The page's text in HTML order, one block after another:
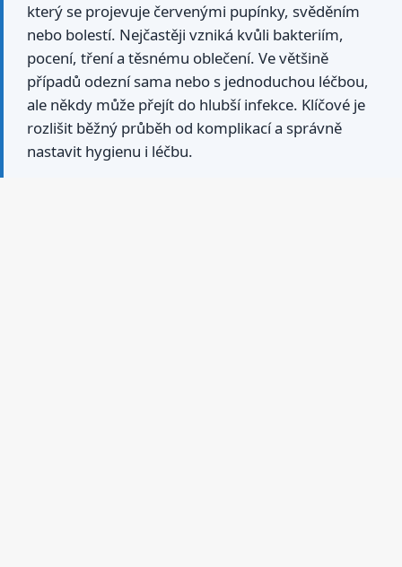
který se projevuje červenými pupínky, svěděním
nebo bolestí. Nejčastěji vzniká kvůli bakteriím,
pocení, tření a těsnému oblečení. Ve většině
případů odezní sama nebo s jednoduchou léčbou,
ale někdy může přejít do hlubší infekce. Klíčové je
rozlišit běžný průběh od komplikací a správně
nastavit hygienu i léčbu.